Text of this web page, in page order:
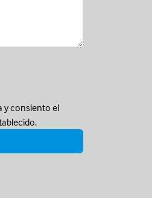
y consiento el